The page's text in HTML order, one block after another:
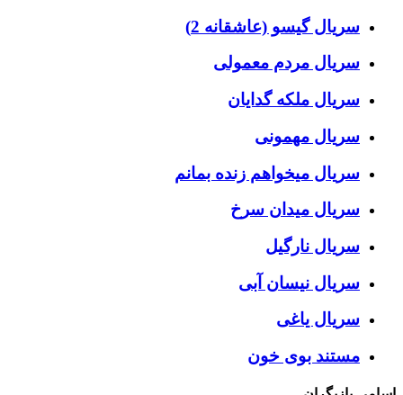
سریال گیسو (عاشقانه 2)
سریال مردم معمولی
سریال ملکه گدایان
سریال مهمونی
سریال میخواهم زنده بمانم
سریال میدان سرخ
سریال نارگیل
سریال نیسان آبی
سریال یاغی
مستند بوی خون